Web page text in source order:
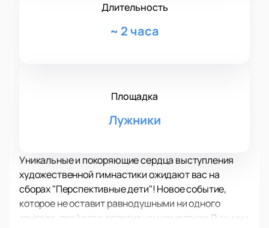
Длительность
~ 2 часа
Площадка
Лужники
Уникальные и покоряющие сердца выступления
художественной гимнастики ожидают вас на
сборах "Перспективные дети"! Новое событие,
которое не оставит равнодушными ни одного
зрителя, пройдет в спортивном комплексе Лужники